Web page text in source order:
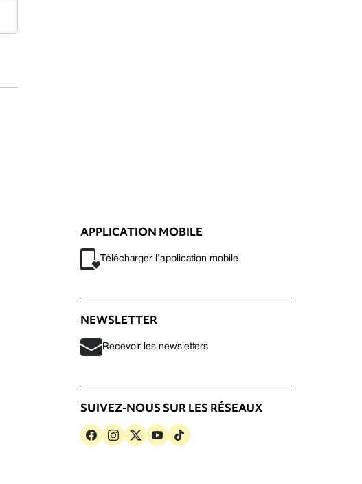
APPLICATION MOBILE
Télécharger l’application mobile
NEWSLETTER
Recevoir les newsletters
SUIVEZ-NOUS SUR LES RÉSEAUX